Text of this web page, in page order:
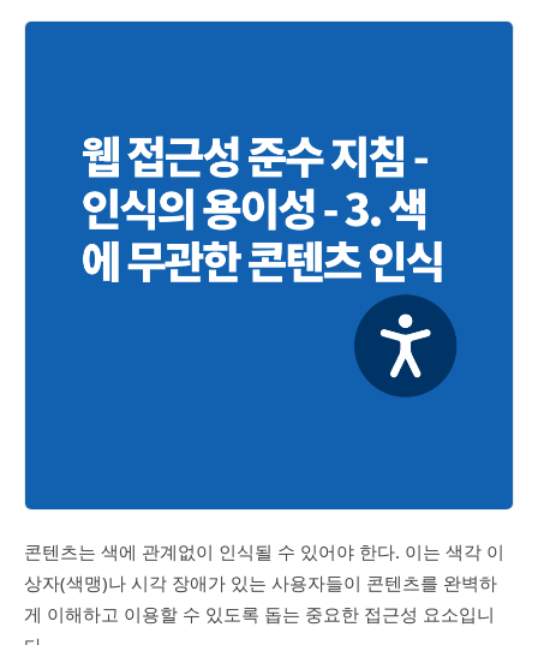
콘텐츠는 색에 관계없이 인식될 수 있어야 한다. 이는 색각 이
상자(색맹)나 시각 장애가 있는 사용자들이 콘텐츠를 완벽하
게 이해하고 이용할 수 있도록 돕는 중요한 접근성 요소입니